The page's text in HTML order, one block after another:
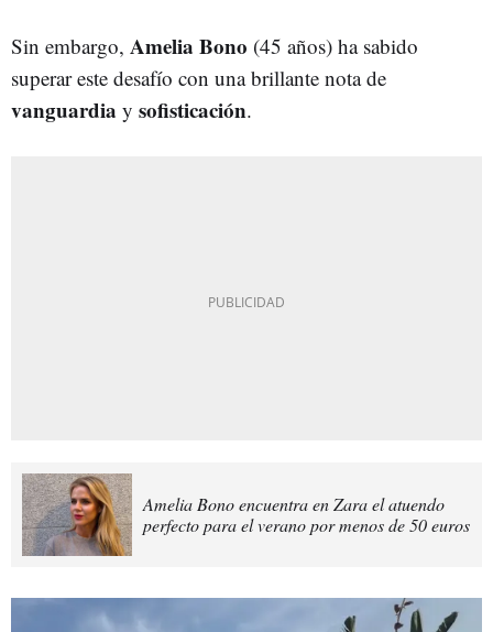
Sin embargo, Amelia Bono (45 años) ha sabido
superar este desafío con una brillante nota de
vanguardia y sofisticación.
Amelia Bono encuentra en Zara el atuendo
perfecto para el verano por menos de 50 euros